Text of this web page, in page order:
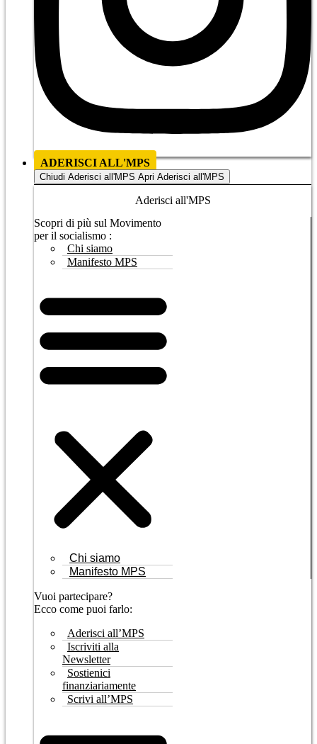
ADERISCI ALL'MPS
Chiudi Aderisci all'MPS Apri Aderisci all'MPS
Aderisci all'MPS
Scopri di più sul Movimento
per il socialismo :
Chi siamo
Manifesto MPS
Chi siamo
Manifesto MPS
Vuoi partecipare?
Ecco come puoi farlo:
Aderisci all’MPS
Iscriviti alla
Newsletter
Sostienici
finanziariamente
Scrivi all’MPS